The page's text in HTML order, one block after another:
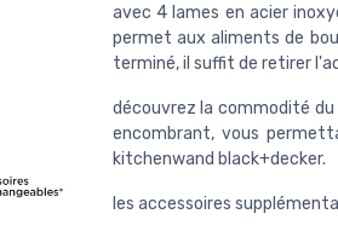
avec 4 lames en acier
permet aux aliments de
terminé, il suffit de retirer
découvrez la commodité
encombrant, vous
kitchenwand black+decker.
les accessoires